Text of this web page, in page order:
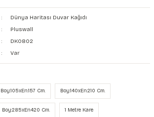
Dünya Haritası Duvar Kağıdı
Pluswall
DK0802
Var
Boy:105xEn:157 Cm. Boy:140xEn:210 Cm.
Boy:285xEn420 Cm. 1 Metre Kare